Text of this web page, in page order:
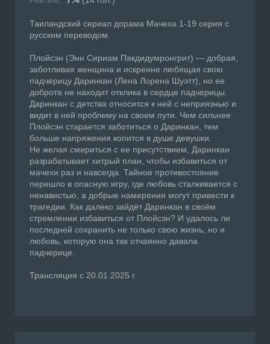
Таиландский сериал дорама Мачеха 1-19 серия с
русским переводом.
Плойсэн (Энн Сириам Пакдидумронгрит) — добрая,
заботливая женщина и искренне любящая свою
падчерицу Даринкан (Лена Лорена Шуэтт), но ее
доброта не находит отклика в сердце падчерицы.
Даринкан с детства относится к ней с неприязнью и
видит в ней проблему на своем пути. Чем сильнее
Плойсэн старается заботиться о Даринкан, тем
больше напряжения копится в душе девушки.
Не желая смириться с ее присутствием, Даринкан
разрабатывает хитрый план, чтобы избавиться от
мачехи раз и навсегда. Тайное противостояние
перешло в опасную игру, где любовь сталкивается с
ненавистью, а добрые намерения могут привести к
трагедии. Как далеко зайдёт Даринкан в своём
стремлении избавиться от Плойсэн? И удалось ли
последней сохранить не только свою жизнь, но и
любовь, которую она так отчаянно давала
падчерице.
Трансляция с 20.01.2025 г.